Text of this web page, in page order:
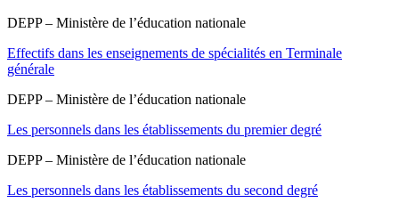
DEPP – Ministère de l’éducation nationale
Effectifs dans les enseignements de spécialités en Terminale
générale
DEPP – Ministère de l’éducation nationale
Les personnels dans les établissements du premier degré
DEPP – Ministère de l’éducation nationale
Les personnels dans les établissements du second degré